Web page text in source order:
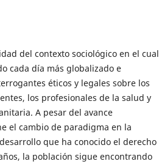
del contexto sociológico en el cual
cada día más globalizado e
éticos y legales sobre los
los profesionales de la salud y
A pesar del avance
el cambio de paradigma en la
que ha conocido el derecho
la población sigue encontrando